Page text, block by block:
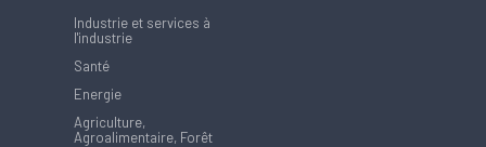
Industrie et services à
l'industrie
Santé
Energie
Agriculture,
Agroalimentaire, Forêt